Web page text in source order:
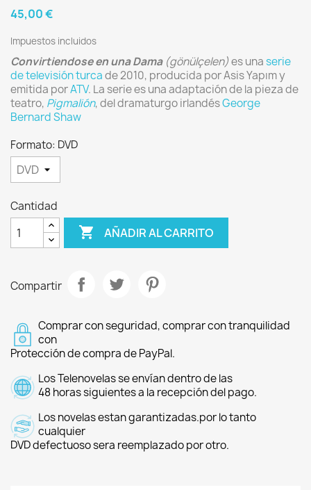
45,00 €
Impuestos incluidos
Convirtiendose en una Dama (gönülçelen)es unaserie
de televisión turcade 2010,​ producida por Asis Yapım y
emitida porATV. La serie es una adaptación de la pieza de
teatro, Pigmalión, del dramaturgo irlandésGeorge
Bernard Shaw
Formato: DVD
Cantidad
 AÑADIR AL CARRITO
Compartir
Comprar con seguridad, comprar con tranquilidad
con
Protección de compra de PayPal.
Los Telenovelas se envían dentro de las
48 horas siguientes a la recepción del pago.
Los novelas estan garantizadas.por lo tanto
cualquier
DVD defectuoso sera reemplazado por otro.